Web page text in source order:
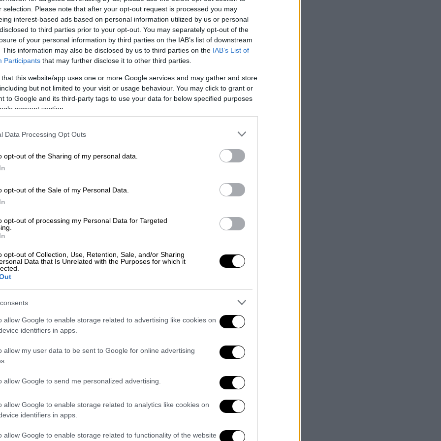
selection. Please note that after your opt-out request is processed you may
interest-based ads based on personal information utilized by us or personal
to third parties prior to your opt-out. You may separately opt-out of the
of your personal information by third parties on the IAB’s list of downstream
This information may also be disclosed by us to third parties on the IAB’s List of
Participants that may further disclose it to other third parties.
that this website/app uses one or more Google services and may gather and store
but not limited to your visit or usage behaviour. You may click to grant or
to Google and its third-party tags to use your data for below specified purposes
consent section.
Data Processing Opt Outs
opt-out of the Sharing of my personal data.
opt-out of the Sale of my Personal Data.
opt-out of processing my Personal Data for Targeted
opt-out of Collection, Use, Retention, Sale, and/or Sharing
Data that Is Unrelated with the Purposes for which it
allow Google to enable storage related to advertising like cookies on
identifiers in apps.
allow my user data to be sent to Google for online advertising
allow Google to send me personalized advertising.
allow Google to enable storage related to analytics like cookies on
identifiers in apps.
allow Google to enable storage related to functionality of the website
το ΕΘΝΟΣ στη Google
νεοναζιστικού
σεφυλάκιση τριών ετών και έξι μηνών
προκαλέσει
από το περιφερειακό δικαστήριο της
οργάνωσης» και για
για το κράτος».
το 2021 να οργανώσει στην
Atomwaffen» (
για τηρατσιστική,αντισημιτική
οι στόχοι του νεοναζί
μεεκρηκτικά καιπυροβόλα όπλα
,μεταναστών
φυλών» μέσα στα επόμενα τρία χρόνια
2021, αφού επιχείρησε να αγοράσει
για την
κατασκευή εκρηκτικών
παραδέχτηκε τα γεγονότα και είπε ότι
απόφαση.
ιδρύθηκε το 2015 στιςΗΠΑ